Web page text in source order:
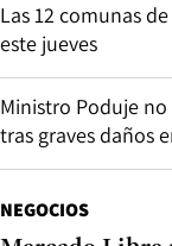
Las 12 comunas
este jueves
Ministro Poduje
tras graves daños
NEGOCIOS